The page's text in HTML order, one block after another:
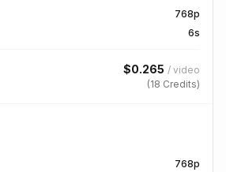
768p
6s
$0.265 / video
(18 Credits)
768p